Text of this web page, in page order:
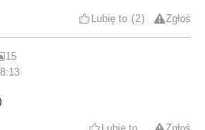
Lubię to 2 Zgłoś
15